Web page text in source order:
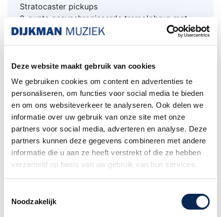
Deze website maakt gebruik van cookies
We gebruiken cookies om content en advertenties te
personaliseren, om functies voor social media te bieden
en om ons websiteverkeer te analyseren. Ook delen we
informatie over uw gebruik van onze site met onze
partners voor social media, adverteren en analyse. Deze
partners kunnen deze gegevens combineren met andere
informatie die u aan ze heeft verstrekt of die ze hebben
verzameld op basis van uw gebruik van hun services.
Noodzakelijk
Stratocaster pickups
2-punts gesynchroniseerde tremolobrug met
satijnen chromen zadels
9,5"-radius toets
Indian Laurel toets
Specificaties van de Fender standard
stratocaster LRL;
• Body: Populierenhout
• Geschroefde hals: Esdoornhout
• Toets: Indisch laurier
• Witte Dot toets inleg
• Halsprofiel: Modern “C”
• Scale: 648 mm (25,5")
• Micarta topkam